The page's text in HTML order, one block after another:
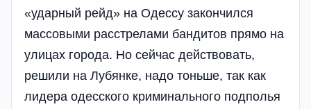
«ударный рейд» на Одессу закончился
массовыми расстрелами бандитов прямо на
улицах города. Но сейчас действовать,
решили на Лубянке, надо тоньше, так как
лидера одесского криминального подполья